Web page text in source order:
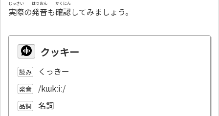
実際
じっさい
の発音
はつおん
も確認
かくにん
してみましょう。
クッキー
読み くっきー
発音 /kɯkːiː/
品詞 名詞